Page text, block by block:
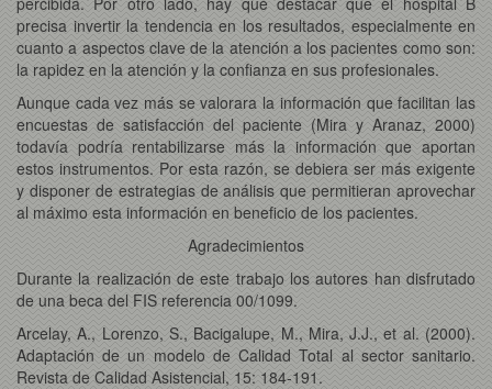
precisa invertir la tendencia en los resultados, especialmente en
cuanto a aspectos clave de la atención a los pacientes como son:
la rapidez en la atención y la confianza en sus profesionales.
Aunque cada vez más se valorara la información que facilitan las
encuestas de satisfacción del paciente (Mira y Aranaz, 2000)
todavía podría rentabilizarse más la información que aportan
estos instrumentos. Por esta razón, se debiera ser más exigente
y disponer de estrategias de análisis que permitieran aprovechar
al máximo esta información en beneficio de los pacientes.
Agradecimientos
Durante la realización de este trabajo los autores han disfrutado
de una beca del FIS referencia 00/1099.
Arcelay, A., Lorenzo, S., Bacigalupe, M., Mira, J.J., et al. (2000).
Adaptación de un modelo de Calidad Total al sector sanitario.
Revista de Calidad Asistencial, 15: 184-191.